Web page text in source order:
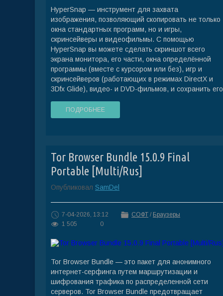
HyperSnap — инструмент для захвата
изображения, позволяющий скопировать не только
окна стандартных программ, но и игры,
скринсейверы и видеофильмы. С помощью
HyperSnap вы можете сделать скриншот всего
экрана монитора, его части, окна определённой
программы (вместе с курсором или без), игр и
скринсейверов (работающих в режимах DirectX и
3Dfx Glide), видео- и DVD-фильмов, и сохранить его
ПОДРОБНЕЕ
Tor Browser Bundle 15.0.9 Final
Portable [Multi/Rus]
Опубликовал SamDel
7-04-2026, 13:12 СОФТ / Браузеры
1 505
0
Tor Browser Bundle — это пакет для анонимного
интернет-серфинга путем маршрутизации и
шифрования трафика по распределенной сети
серверов. Tor Browser Bundle предотвращает